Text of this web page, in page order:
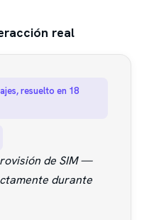
real
resuelto en 18
de SIM —
durante